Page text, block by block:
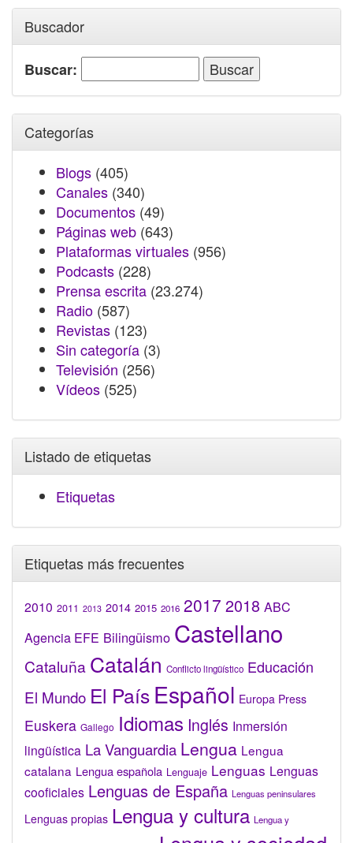
Buscador
Buscar:
Categorías
Blogs (405)
Canales (340)
Documentos (49)
Páginas web (643)
Plataformas virtuales (956)
Podcasts (228)
Prensa escrita (23.274)
Radio (587)
Revistas (123)
Sin categoría (3)
Televisión (256)
Vídeos (525)
Listado de etiquetas
Etiquetas
Etiquetas más frecuentes
2010 2011 2013 2014 2015 2016 2017 2018 ABC
Agencia EFE Bilingüismo Castellano
Cataluña Catalán Conflicto lingüístico Educación
El Mundo El País Español Europa Press
Euskera Gallego Idiomas Inglés Inmersión
lingüística La Vanguardia Lengua Lengua
catalana Lengua española Lenguaje Lenguas Lenguas
cooficiales Lenguas de España Lenguas peninsulares
Lenguas propias Lengua y cultura Lengua y